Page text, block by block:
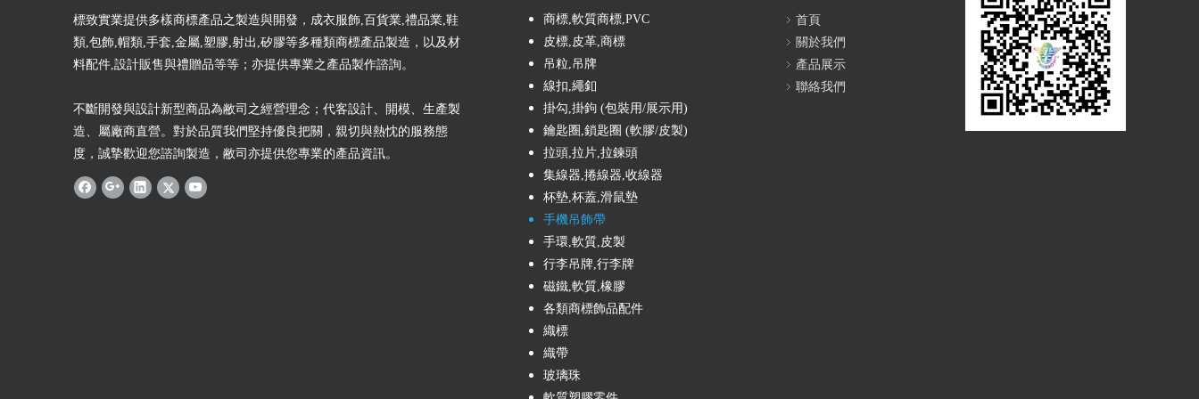
標致實業提供多樣商標產品之製造與開發，成衣服飾,百貨業,禮品業,鞋
類,包飾,帽類,手套,金屬,塑膠,射出,矽膠等多種類商標產品製造，以及材
料配件,設計販售與禮贈品等等；亦提供專業之產品製作諮詢。
不斷開發與設計新型商品為敝司之經營理念；代客設計、開模、生產製
造、屬廠商直營。對於品質我們堅持優良把關，親切與熱忱的服務態
度，誠摯歡迎您諮詢製造，敝司亦提供您專業的產品資訊。
商標,軟質商標,PVC
皮標,皮革,商標
吊粒,吊牌
線扣,繩釦
掛勾,掛鉤 (包裝用/展示用)
鑰匙圈,鎖匙圈 (軟膠/皮製)
拉頭,拉片,拉鍊頭
集線器,捲線器,收線器
杯墊,杯蓋,滑鼠墊
手機吊飾帶
手環,軟質,皮製
行李吊牌,行李牌
磁鐵,軟質,橡膠
各類商標飾品配件
織標
織帶
玻璃珠
首頁
關於我們
產品展示
聯絡我們